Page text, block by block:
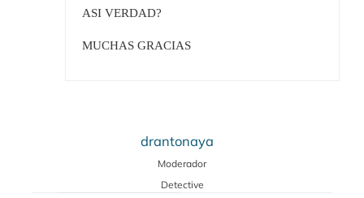
ASI VERDAD?
MUCHAS GRACIAS
drantonaya
Moderador
Detective